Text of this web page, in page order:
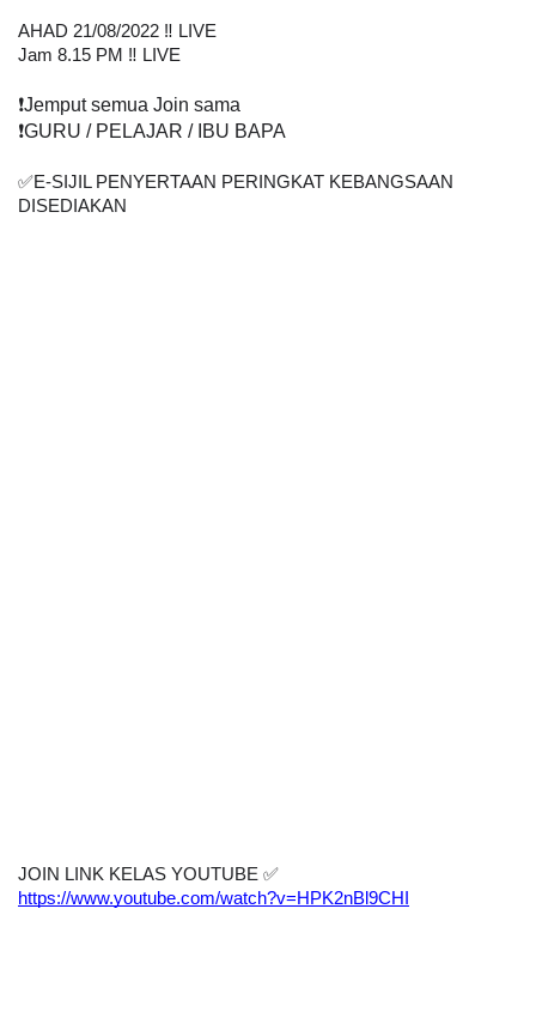
AHAD 21/08/2022 ‼️ LIVE
Jam 8.15 PM ‼️ LIVE
❗️Jemput semua Join sama
❗️GURU / PELAJAR / IBU BAPA
✅E-SIJIL PENYERTAAN PERINGKAT KEBANGSAAN
DISEDIAKAN
JOIN LINK KELAS YOUTUBE ✅
https://www.youtube.com/watch?v=HPK2nBl9CHI